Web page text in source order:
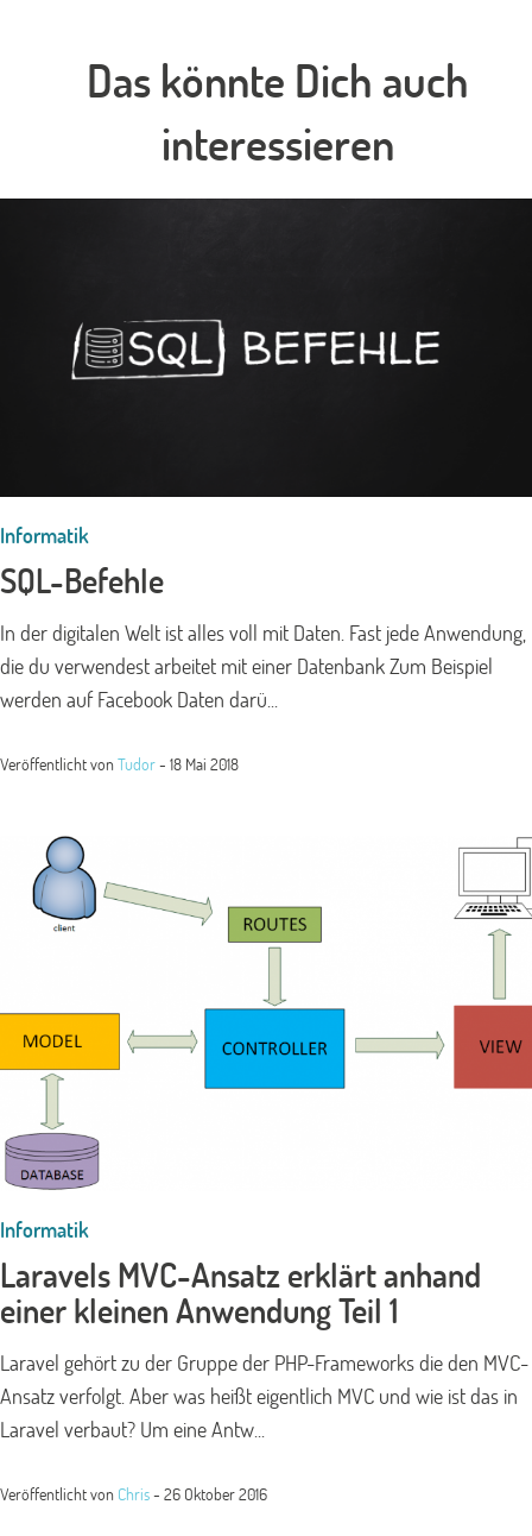
Das könnte Dich auch
interessieren
Informatik
SQL-Befehle
In der digitalen Welt ist alles voll mit Daten. Fast jede Anwendung,
die du verwendest arbeitet mit einer Datenbank Zum Beispiel
werden auf Facebook Daten darü...
Veröffentlicht vonTudor- 18 Mai 2018
Informatik
Laravels MVC-Ansatz erklärt anhand
einer kleinen Anwendung Teil 1
Laravel gehört zu der Gruppe der PHP-Frameworks die den MVC-
Ansatz verfolgt. Aber was heißt eigentlich MVC und wie ist das in
Laravel verbaut? Um eine Antw...
Veröffentlicht von Chris- 26 Oktober 2016